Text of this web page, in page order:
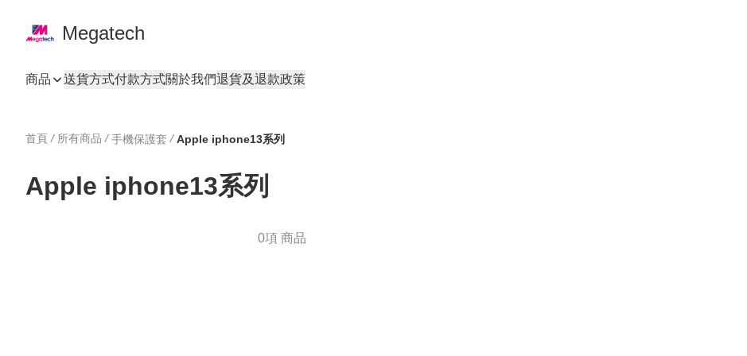
Megatech
商品 送貨方式付款方式關於我們退貨及退款政策
首頁 / 所有商品 / 手機保護套 / Apple iphone13系列
Apple iphone13系列
0項 商品